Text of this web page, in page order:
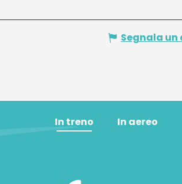
Segnala un
In treno In aereo